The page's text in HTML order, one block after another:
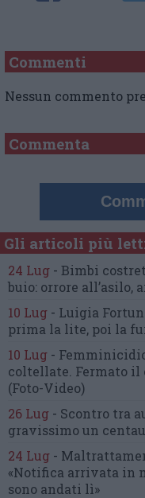
Commenti
Nessun commento
Commenta
Gli articoli più
24 Lug - Bimbi
buio: orrore all’asilo,
10 Lug - Luigia
prima la lite, poi la
10 Lug -
coltellate. Fermato il
(Foto-Video)
26 Lug - Scontro tra
gravissimo un
24 Lug -
«Notifica arrivata in
sono andati lì»